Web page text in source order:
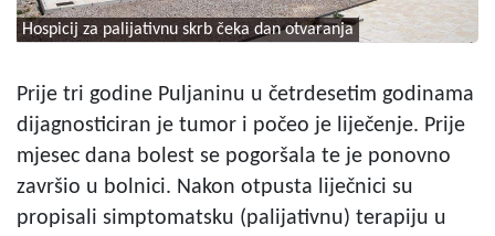
Hospicij za palijativnu skrb čeka dan otvaranja
Prije tri godine Puljaninu u četrdesetim godinama
dijagnosticiran je tumor i počeo je liječenje. Prije
mjesec dana bolest se pogoršala te je ponovno
završio u bolnici. Nakon otpusta liječnici su
propisali simptomatsku (palijativnu) terapiju u